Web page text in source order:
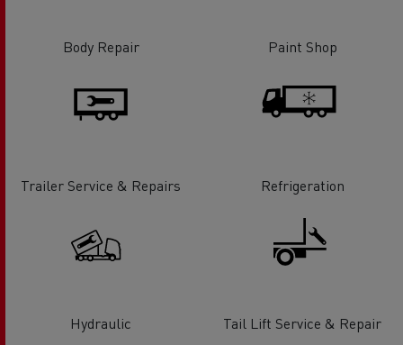
Body Repair Paint Shop
Trailer Service & Repairs Refrigeration
Hydraulic Tail Lift Service & Repair